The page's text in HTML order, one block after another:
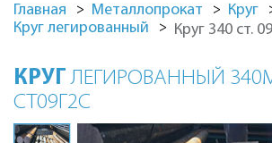
Главная Металлопрокат
Круг
Круг легированный
Круг 340 ст.
КРУГЛЕГИРОВАННЫЙ
СТ09Г2С